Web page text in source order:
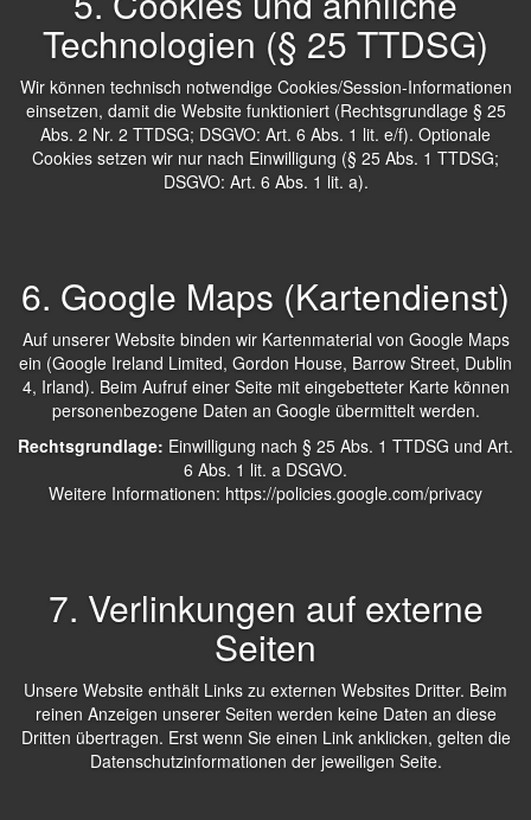
Technologien (§ 25 TTDSG)
Wir können technisch notwendige Cookies/Session-Informationen
einsetzen, damit die Website funktioniert (Rechtsgrundlage § 25
Abs. 2 Nr. 2 TTDSG; DSGVO: Art. 6 Abs. 1 lit. e/f). Optionale
Cookies setzen wir nur nach Einwilligung (§ 25 Abs. 1 TTDSG;
DSGVO: Art. 6 Abs. 1 lit. a).
6. Google Maps (Kartendienst)
Auf unserer Website binden wir Kartenmaterial von Google Maps
ein (Google Ireland Limited, Gordon House, Barrow Street, Dublin
4, Irland). Beim Aufruf einer Seite mit eingebetteter Karte können
personenbezogene Daten an Google übermittelt werden.
Rechtsgrundlage: Einwilligung nach § 25 Abs. 1 TTDSG und Art.
6 Abs. 1 lit. a DSGVO.
Weitere Informationen: https://policies.google.com/privacy
7. Verlinkungen auf externe
Seiten
Unsere Website enthält Links zu externen Websites Dritter. Beim
reinen Anzeigen unserer Seiten werden keine Daten an diese
Dritten übertragen. Erst wenn Sie einen Link anklicken, gelten die
Datenschutzinformationen der jeweiligen Seite.